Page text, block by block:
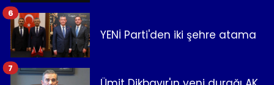
YENİ Parti'den iki şehre atama
6
7